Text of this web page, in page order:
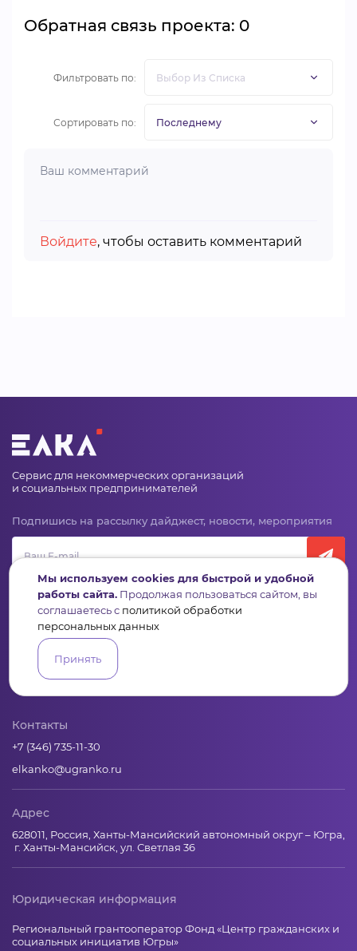
Обратная связь проекта: 0
Фильтровать по:
Сортировать по:
Войдите, чтобы оставить комментарий
Сервис для некоммерческих организаций
и социальных предпринимателей
Подпишись на рассылку дайджест, новости, мероприятия
Конкурсы
Аналитика
База знаний
Контакты
+7 (346) 735-11-30
elkanko@ugranko.ru
Адрес
628011, Россия, Ханты-Мансийский автономный округ – Югра,
г. Ханты-Мансийск, ул. Светлая 36
Юридическая информация
Региональный грантооператор Фонд «Центр гражданских и
социальных инициатив Югры»
Мы используем cookies для быстрой и удобной
работы сайта. Продолжая пользоваться сайтом, вы
соглашаетесь с политикой обработки
персональных данных
Принять